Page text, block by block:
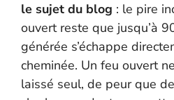
le sujet du blog : le pire
ouvert reste que jusqu’à
générée s’échappe
cheminée. Un feu ouvert
laissé seul, de peur que